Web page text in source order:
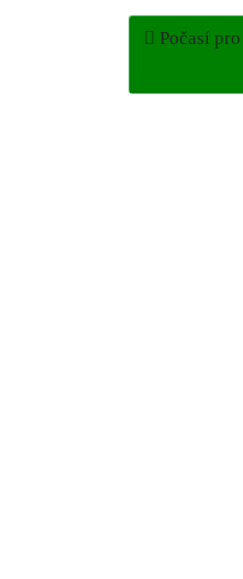
Počasí